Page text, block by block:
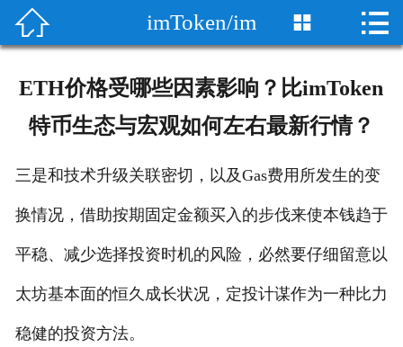
首页
imtoken wallet
im安卓版
im苹果版
im冷钱包
 imToken/im  
ETH价格受哪些因素影响？比imToken
特币生态与宏观如何左右最新行情？
三是和技术升级关联密切，以及Gas费用所发生的变
换情况，借助按期固定金额买入的步伐来使本钱趋于
平稳、减少选择投资时机的风险，必然要仔细留意以
太坊基本面的恒久成长状况，定投计谋作为一种比力
稳健的投资方法。